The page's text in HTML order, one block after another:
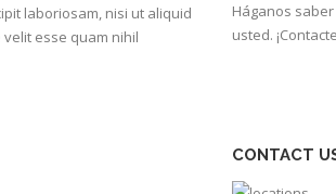
laboriosam, nisi ut aliquid
esse quam nihil
Háganos
usted.
CONTACT